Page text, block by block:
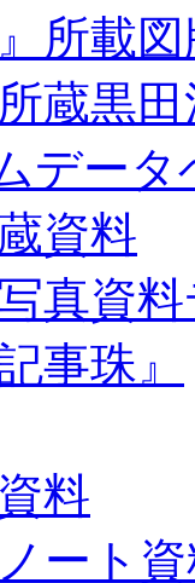
』所載
蔵黒
データ
資料
真資
事珠』
料
ート